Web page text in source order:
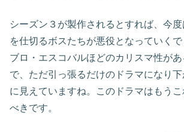
シーズン３が製作されるとすれば、今
を仕切るボスたちが悪役となっていく
ブロ・エスコバルほどのカリスマ性が
で、ただ引っ張るだけのドラマになり
に見えていますね。このドラマはもう
べきです。